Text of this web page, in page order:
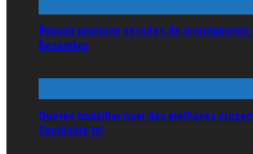
Ryanair promove sessões de recrutamento
Dezembro
Queres trabalhar num dos melhores
Candidata-te!